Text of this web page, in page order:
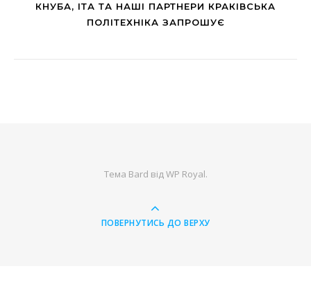
КНУБА, ІТА ТА НАШІ ПАРТНЕРИ КРАКІВСЬКА
ПОЛІТЕХНІКА ЗАПРОШУЄ
Тема Bard відWP Royal.
ПОВЕРНУТИСЬ ДО ВЕРХУ